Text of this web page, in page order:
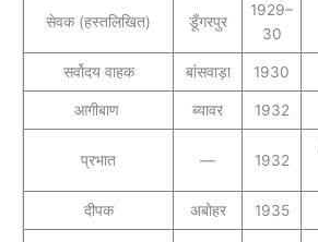
सेवक (हस्तलिखित) डूँगरपुर
1929–
30
सर्वोदय वाहक बांसवाड़ा 1930
आगीबाण ब्यावर 1932
प्रभात — 1932
दीपक अबोहर 1935